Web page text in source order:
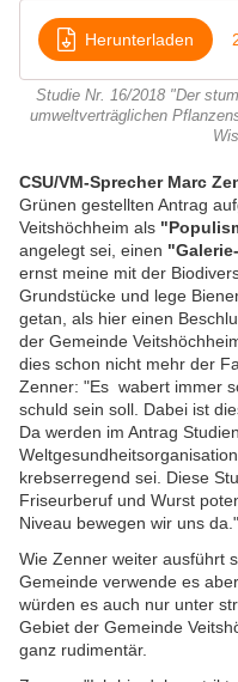
Herunterladen
Studie Nr. 16/2018 "Der
umweltverträglichen
CSU/VM-Sprecher Marc
Grünen gestellten Antrag
Veitshöchheim als
angelegt sei, einen
ernst meine mit der
Grundstücke und lege
getan, als hier einen
der Gemeinde
dies schon nicht mehr der
Zenner: "Es wabert immer
schuld sein soll. Dabei ist
Da werden im Antrag
krebserregend sei. Diese
Friseurberuf und Wurst
Niveau bewegen wir uns da."
Wie Zenner weiter ausführt
Gemeinde verwende es
würden es auch nur unter
Gebiet der Gemeinde
ganz rudimentär.